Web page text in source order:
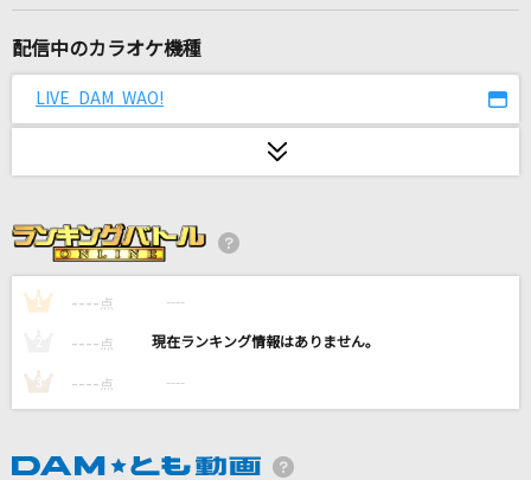
やさしさで溢れるように
JUJU
そばかす
JUDY AND MARY
鱗(うろこ)
秦 基博
[生音]曇天
配信中のカラオケ機種
LIVE DAM WAO!
1 ---- 点 ----
---- 点 ----
3 ---- 点 ----